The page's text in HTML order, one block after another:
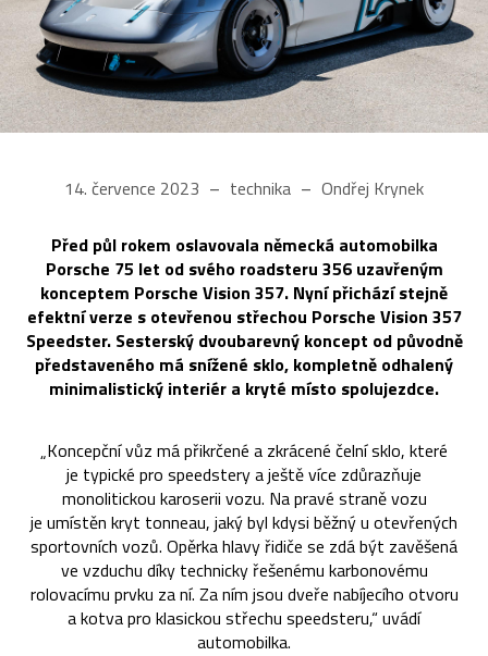
14. července 2023 technika Ondřej Krynek
Před půl rokem oslavovala německá automobilka
Porsche 75 let od svého roadsteru 356 uzavřeným
konceptem Porsche Vision 357. Nyní přichází stejně
efektní verze s otevřenou střechou Porsche Vision 357
Speedster. Sesterský dvoubarevný koncept od původně
představeného má snížené sklo, kompletně odhalený
minimalistický interiér a kryté místo spolujezdce.
„Koncepční vůz má přikrčené a zkrácené čelní sklo, které
je typické pro speedstery a ještě více zdůrazňuje
monolitickou karoserii vozu. Na pravé straně vozu
je umístěn kryt tonneau, jaký byl kdysi běžný u otevřených
sportovních vozů. Opěrka hlavy řidiče se zdá být zavěšená
ve vzduchu díky technicky řešenému karbonovému
rolovacímu prvku za ní. Za ním jsou dveře nabíjecího otvoru
a kotva pro klasickou střechu speedsteru,“ uvádí
automobilka.